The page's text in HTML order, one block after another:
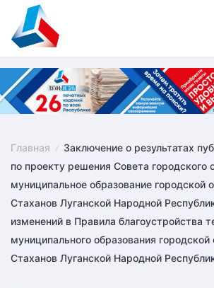
content
Главная
Заключение о результатах
по проекту решения Совета городского
муниципальное образование городской
Стаханов Луганской Народной
изменений в Правила благоустройства
муниципального образования городской
Стаханов Луганской Народной